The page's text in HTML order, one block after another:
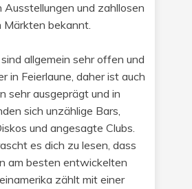
und zahllosen
Märkten bekannt.
allgemein sehr offen und
in Feierlaune, daher ist auch
sehr ausgeprägt und in
sich unzählige Bars,
und angesagte Clubs.
es dich zu lesen, dass
am besten entwickelten
zählt mit einer